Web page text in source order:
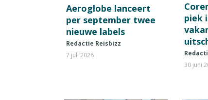
Aeroglobe lanceert
per september twee
nieuwe labels
Redactie Reisbizz
7 juli 2026
piek
30 juni